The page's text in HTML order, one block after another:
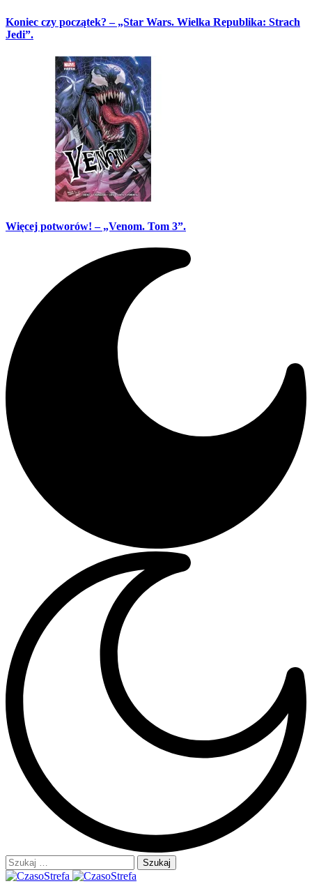
Koniec czy początek? – „Star Wars. Wielka Republika: Strach
Jedi”.
Więcej potworów! – „Venom. Tom 3”.
Szukaj: